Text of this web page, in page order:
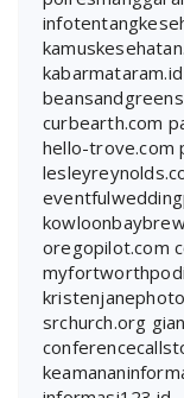
kabarmataram.id
curbearth.com
hello-trove.com
oregopilot.com
srchurch.org